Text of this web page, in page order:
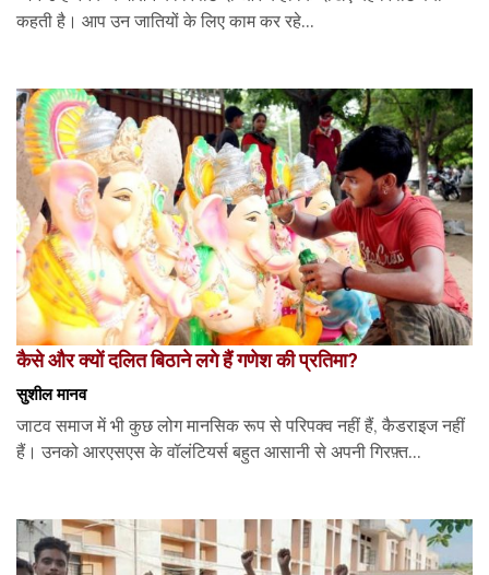
कहती है। आप उन जातियों के लिए काम कर रहे...
कैसे और क्यों दलित बिठाने लगे हैं गणेश की प्रतिमा?
सुशील मानव
जाटव समाज में भी कुछ लोग मानसिक रूप से परिपक्व नहीं हैं, कैडराइज नहीं
हैं। उनको आरएसएस के वॉलंटियर्स बहुत आसानी से अपनी गिरफ़्त...